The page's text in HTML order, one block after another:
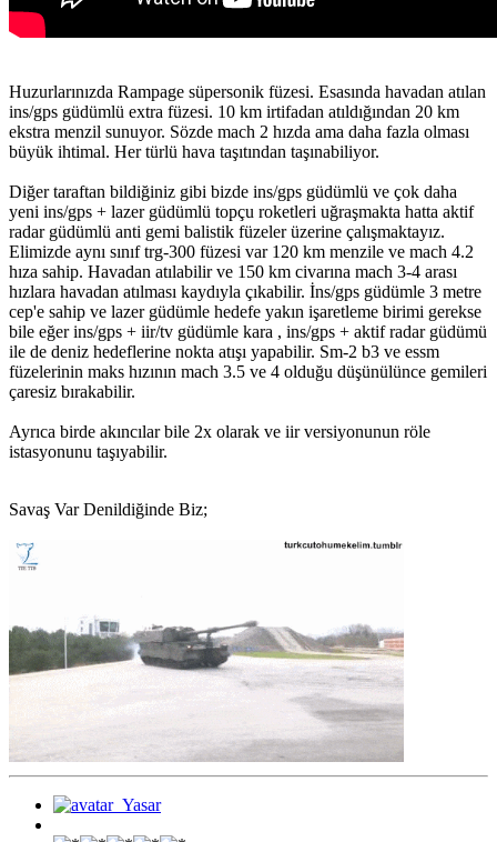
Huzurlarınızda Rampage süpersonik füzesi. Esasında havadan atılan
ins/gps güdümlü extra füzesi. 10 km irtifadan atıldığından 20 km
ekstra menzil sunuyor. Sözde mach 2 hızda ama daha fazla olması
büyük ihtimal. Her türlü hava taşıtından taşınabiliyor.
Diğer taraftan bildiğiniz gibi bizde ins/gps güdümlü ve çok daha
yeni ins/gps + lazer güdümlü topçu roketleri uğraşmakta hatta aktif
radar güdümlü anti gemi balistik füzeler üzerine çalışmaktayız.
Elimizde aynı sınıf trg-300 füzesi var 120 km menzile ve mach 4.2
hıza sahip. Havadan atılabilir ve 150 km civarına mach 3-4 arası
hızlara havadan atılması kaydıyla çıkabilir. İns/gps güdümle 3 metre
cep'e sahip ve lazer güdümle hedefe yakın işaretleme birimi gerekse
bile eğer ins/gps + iir/tv güdümle kara , ins/gps + aktif radar güdümü
ile de deniz hedeflerine nokta atışı yapabilir. Sm-2 b3 ve essm
füzelerinin maks hızının mach 3.5 ve 4 olduğu düşünülünce gemileri
çaresiz bırakabilir.
Ayrıca birde akıncılar bile 2x olarak ve iir versiyonunun röle
istasyonunu taşıyabilir.
Savaş Var Denildiğinde Biz;